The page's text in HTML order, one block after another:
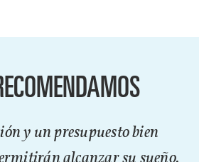
y un presupuesto bien
alcanzar su sueño.